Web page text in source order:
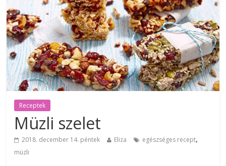
Receptek
Müzli szelet
2018. december 14. péntek Eliza egészséges recept,
müzli